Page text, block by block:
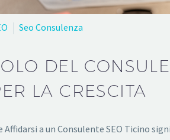
Seo Consulenza
DEL
LA CRESCITA
a un Consulente SEO Ticino